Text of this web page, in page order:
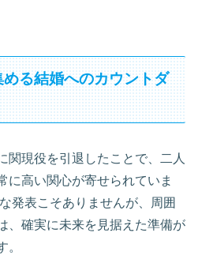
る結婚へのカウントダ
関現役を引退したことで、二人
に高い関心が寄せられていま
発表こそありませんが、周囲
、確実に未来を見据えた準備が
。